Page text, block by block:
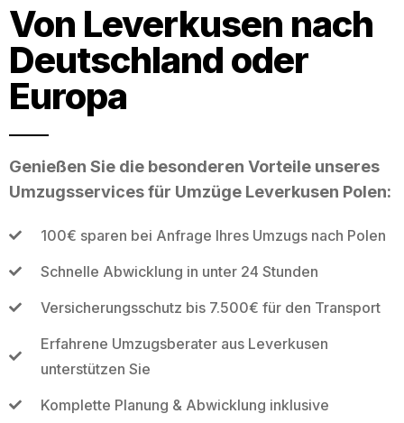
Von Leverkusen nach
Deutschland oder
Europa
Genießen Sie die besonderen Vorteile unseres
Umzugsservices für Umzüge Leverkusen Polen:
100€ sparen bei Anfrage Ihres Umzugs nach Polen
Schnelle Abwicklung in unter 24 Stunden
Versicherungsschutz bis 7.500€ für den Transport
Erfahrene Umzugsberater aus Leverkusen
unterstützen Sie
Komplette Planung & Abwicklung inklusive